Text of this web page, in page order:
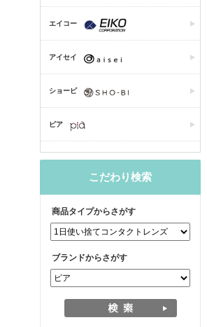
エイコー
アイセイ
ショービ
ピア
こだわり検索
商品タイプからさがす
ブランドからさがす